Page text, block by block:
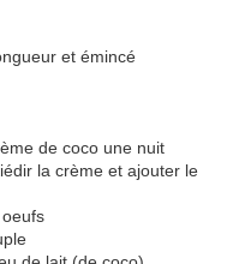
et émincé
de coco une nuit
la crème et ajouter le